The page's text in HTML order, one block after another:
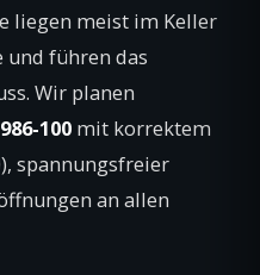
liegen meist im Keller
führen das
Wir planen
100 mit korrektem
spannungsfreier
an allen